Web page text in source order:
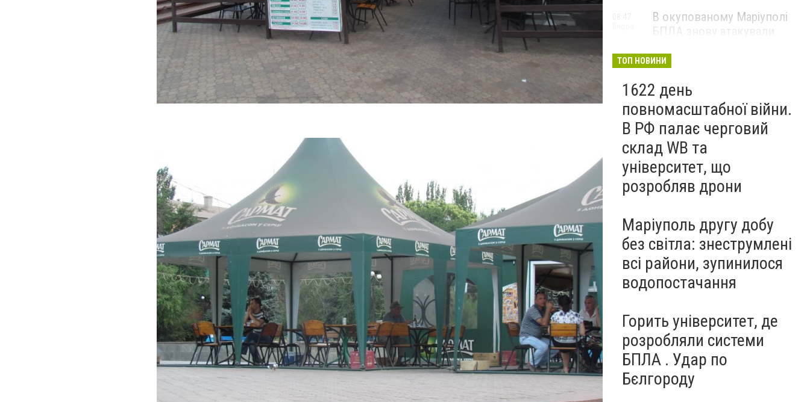
В окупованому Маріуполі
БПЛА знову атакували
— ВІДЕО
ТОП НОВИНИ
1622 день
повномасштабної війни.
В РФ палає черговий
склад WB та
університет, що
розробляв дрони
Маріуполь другу добу
без світла: знеструмлені
всі райони, зупинилося
водопостачання
Горить університет, де
розробляли системи
БПЛА . Удар по
Бєлгороду